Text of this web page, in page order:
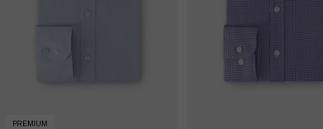
PREMIUM